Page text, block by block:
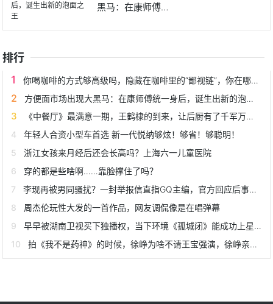
黑马：在康师傅统
排行
你喝咖啡的方式够高级吗，隐藏在咖啡里的“鄙视链”，你在哪一层
方便面市场出现大黑马：在康师傅统一身后，诞生出新的泡面之王
《中餐厅》最满意一期，王鹤棣的到来，让后厨有了千军万马的感觉
年轻人合资小型车首选 新一代悦纳够炫！够省！够聪明！
浙江女孩来月经后还会长高吗？上海六一儿童医院
穿的都是些啥啊……靠脸撑住了吗？
李现再被男同骚扰？一封举报信直指GQ主编，官方回应后事件反转
周杰伦玩性大发的一首作品，网友调侃像是在唱弹幕
早早被湖南卫视买下独播权，当下环境《孤城闭》能成功上星吗？
拍《我不是药神》的时候，徐峥为啥不请王宝强演，徐峥亲自解答